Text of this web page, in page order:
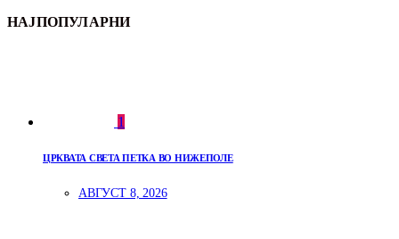
НАЈПОПУЛАРНИ
1
ЦРКВАТА СВЕТА ПЕТКА ВО НИЖЕПОЛЕ
АВГУСТ 8, 2026